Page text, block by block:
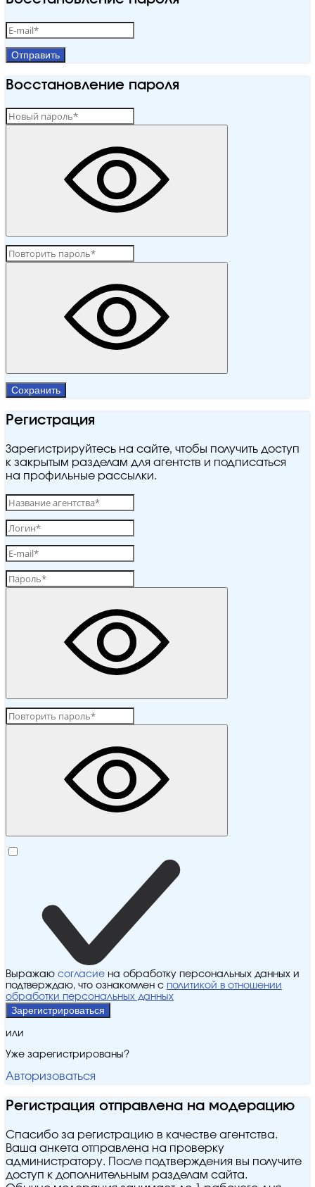
Отправить
Восстановление пароля
Сохранить
Регистрация
Зарегистрируйтесь на сайте, чтобы получить доступ
к закрытым разделам для агентств и подписаться
на профильные рассылки.
Выражаю согласие на обработку персональных данных и
подтверждаю, что ознакомлен с политикой в отношении
обработки персональных данных
Зарегистрироваться
или
Уже зарегистрированы?
Авторизоваться
Регистрация отправлена на модерацию
Спасибо за регистрацию в качестве агентства.
Ваша анкета отправлена на проверку
администратору. После подтверждения вы получите
доступ к дополнительным разделам сайта.